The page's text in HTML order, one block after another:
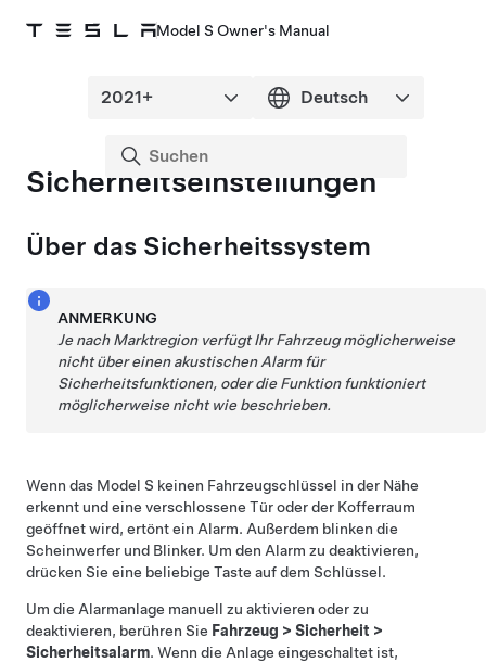
Model S Owner's Manual
Sicherheitseinstellungen
Über das Sicherheitssystem
ANMERKUNG
Je nach Marktregion verfügt Ihr Fahrzeug möglicherweise
nicht über einen akustischen Alarm für
Sicherheitsfunktionen, oder die Funktion funktioniert
möglicherweise nicht wie beschrieben.
Wenn das Model S keinen Fahrzeugschlüssel in der Nähe
erkennt und eine verschlossene Tür oder der Kofferraum
geöffnet wird, ertönt ein Alarm. Außerdem blinken die
Scheinwerfer und Blinker. Um den Alarm zu deaktivieren,
drücken Sie eine beliebige Taste auf dem Schlüssel.
Um die Alarmanlage manuell zu aktivieren oder zu
deaktivieren, berühren Sie Fahrzeug > Sicherheit >
Sicherheitsalarm. Wenn die Anlage eingeschaltet ist,